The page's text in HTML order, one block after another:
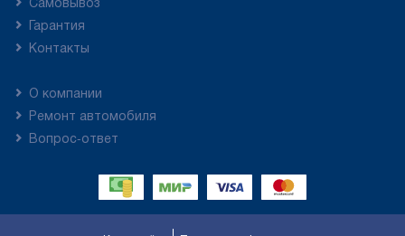
Гарантия
Контакты
О компании
Ремонт автомобиля
Вопрос-ответ